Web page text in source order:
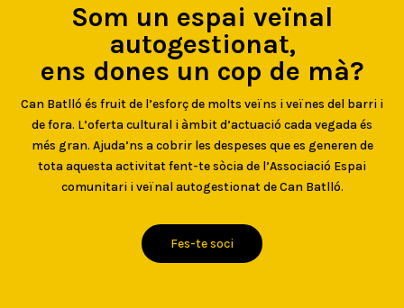
Som un espai veïnal
autogestionat,
ens dones un cop de mà?
Can Batlló és fruit de l’esforç de molts veïns i veïnes del barri i
de fora. L’oferta cultural i àmbit d’actuació cada vegada és
més gran. Ajuda’ns a cobrir les despeses que es generen de
tota aquesta activitat fent-te sòcia de l’Associació Espai
comunitari i veïnal autogestionat de Can Batlló.
Fes-te soci